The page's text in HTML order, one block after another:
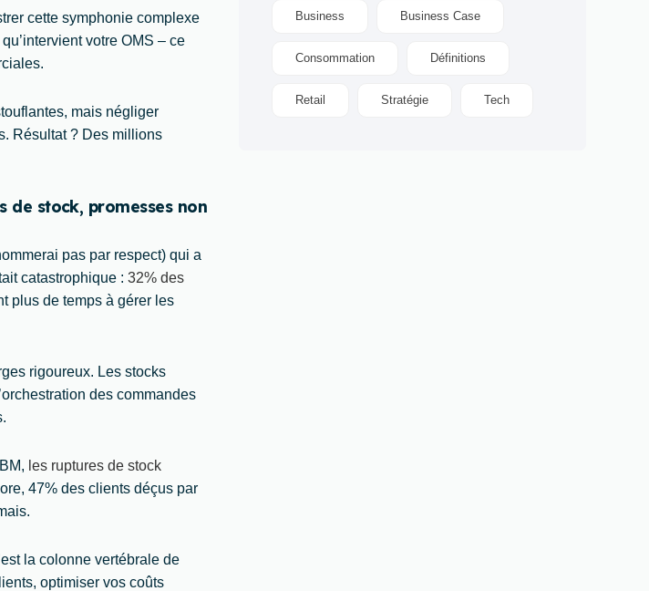
cette symphonie complexe
votre OMS – ce
mais négliger
Résultat ? Des millions
de stock, promesses non
pas par respect) qui a
catastrophique : 32% des
plus de temps à gérer les
rigoureux. Les stocks
des commandes
les ruptures de stock
47% des clients déçus par
la colonne vertébrale de
optimiser vos coûts
Business Business Case
Consommation Définitions
Retail Stratégie Tech